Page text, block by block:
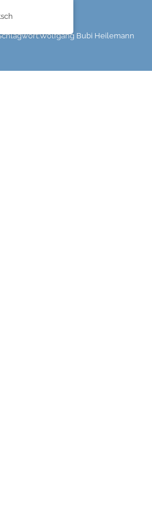
Wolfgang Bubi Heilemann